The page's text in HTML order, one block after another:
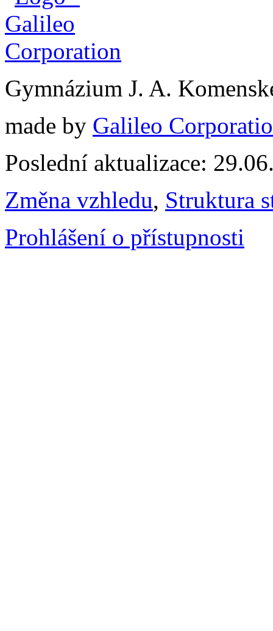
Gymnázium J. A.
made by Galileo
Poslední aktualizace:
Změna vzhledu, Struktura
Prohlášení o přístupnosti